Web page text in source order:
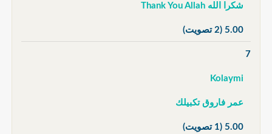
شكرا الله Thank You Allah
5.00 (2 تصويت)
7
Kolaymi
عمر فاروق تكبيلك
5.00 (1 تصويت)